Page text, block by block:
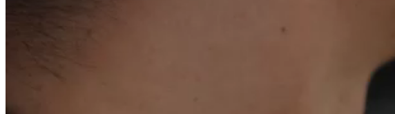
Rapport des Commissaires aux Comptes sur l’émission
25/04/2025 - 19:49